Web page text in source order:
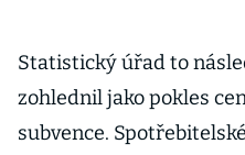
Statistický úřad to
zohlednil jako pokles
subvence.